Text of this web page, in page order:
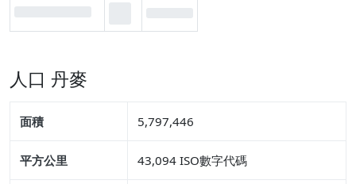
人口 丹麥
面積 5,797,446
平方公里 43,094 ISO數字代碼